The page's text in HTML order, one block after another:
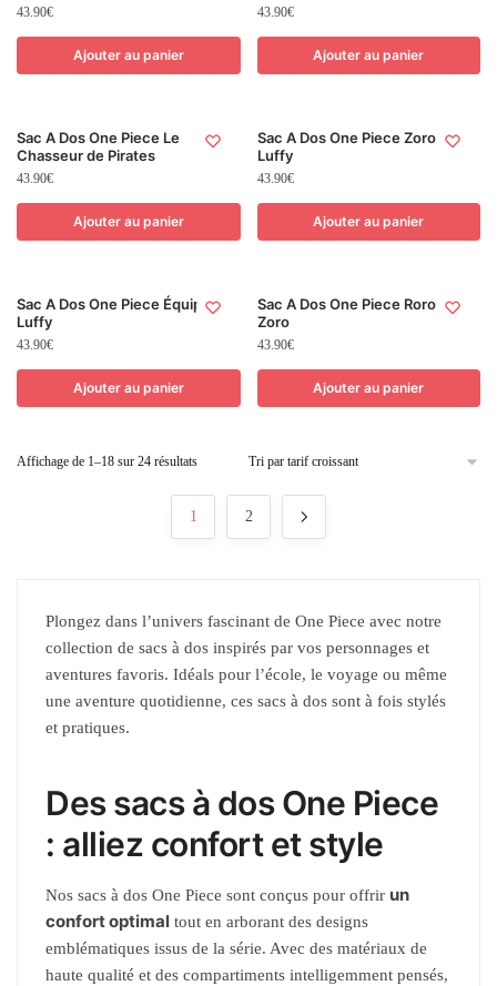
43.90€
Ajouter au panier
43.90€
Ajouter au panier
Sac A Dos One Piece Le
Chasseur de Pirates
43.90€
Ajouter au panier
Sac A Dos One Piece Zoro x
Luffy
43.90€
Ajouter au panier
Sac A Dos One Piece Équipage
Luffy
43.90€
Ajouter au panier
Sac A Dos One Piece Roronoa
Zoro
43.90€
Ajouter au panier
Affichage de 1–18 sur 24 résultats
1 2
Plongez dans l’univers fascinant de One Piece avec notre
collection de sacs à dos inspirés par vos personnages et
aventures favoris. Idéals pour l’école, le voyage ou même
une aventure quotidienne, ces sacs à dos sont à fois stylés
et pratiques.
Des sacs à dos One Piece
: alliez confort et style
Nos sacs à dos One Piece sont conçus pour offrir un
confort optimal tout en arborant des designs
emblématiques issus de la série. Avec des matériaux de
haute qualité et des compartiments intelligemment pensés,